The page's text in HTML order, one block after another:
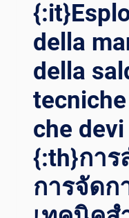
فن
الدقة:
المختلفة
للتلاعب
في
اللحام{:}{
’ARTE D
ELLA P
della
della
che
{:th}การ
การจัดก